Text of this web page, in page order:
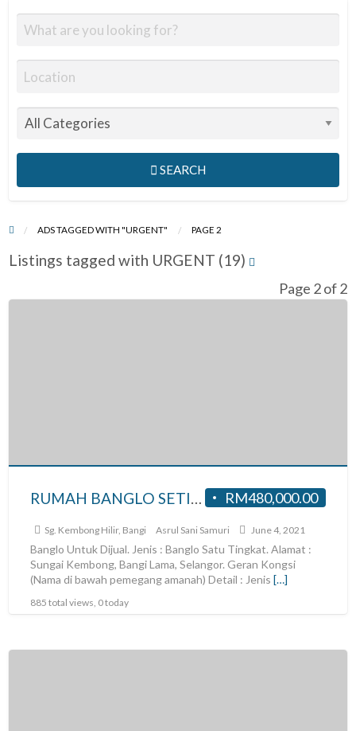
SEARCH
ADS TAGGED WITH "URGENT" PAGE 2
Listings tagged with URGENT (19)
Page 2 of 2
RM480,000.00
RUMAH BANGLO SETINGKAT UNTUK DI JUAL DI SG KEMBONG HILIR, BATU 5, BANGI
Sg. Kembong Hilir, Bangi Asrul Sani Samuri June 4, 2021
Banglo Untuk Dijual. Jenis : Banglo Satu Tingkat. Alamat :
Sungai Kembong, Bangi Lama, Selangor. Geran Kongsi
(Nama di bawah pemegang amanah) Detail : Jenis […]
885 total views, 0 today